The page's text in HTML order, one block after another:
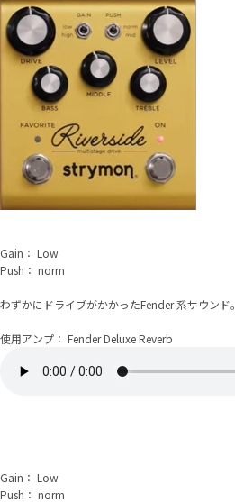
Gain： Low
Push： norm
わずかにドライブがかかったFender 系サウンド。
使用アンプ： Fender Deluxe Reverb
Gain： Low
Push： norm